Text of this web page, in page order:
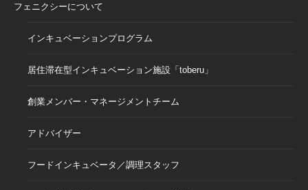
フェニクシーについて
インキュベーションプログラム
居住滞在型インキュベーション施設「toberu」
創業メンバー・マネージメントチーム
アドバイザー
フードインキュベータ／調理スタッフ